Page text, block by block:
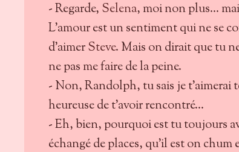
- Regarde, Selena, moi non plus...
L'amour est un sentiment qui ne se
d'aimerSteve. Mais on dirait que tu
ne pas me faire de la peine.
- Non, Randolph, tu sais je t'aimerai
heureuse de t'avoir rencontré...
- Eh, bien, pourquoi est tu toujours
échangé de places, qu'il est on